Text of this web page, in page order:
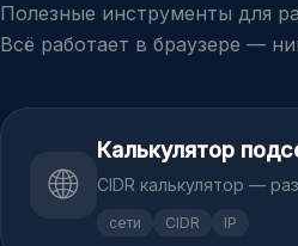
Полезные инструменты для
Всё работает в браузере —
🌐
Калькулятор
CIDR калькулятор —
сети CIDR IP